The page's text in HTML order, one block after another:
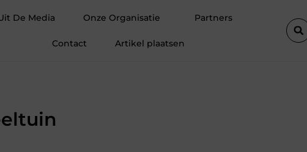
kan transformeren
De Media Onze Organisatie Partners
Contact Artikel plaatsen